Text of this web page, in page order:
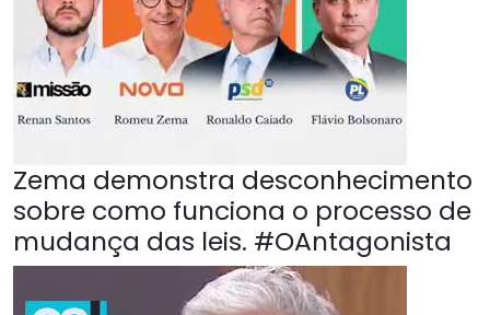
Zema demonstra desconhecimento
sobre como funciona o processo de
mudança das leis. #OAntagonista